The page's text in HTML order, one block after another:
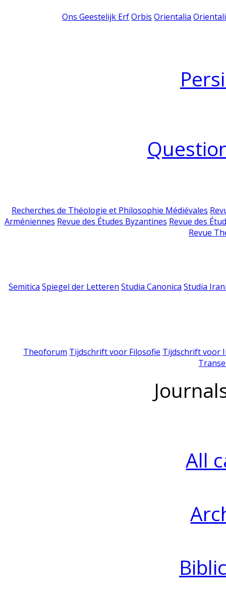
Ons Geestelijk Erf Orbis Orientalia
Recherches de Théologie et Philosophie Médiévales
Arméniennes Revue des Études Byzantines Revue des
Revue
Semitica Spiegel der Letteren Studia Canonica Studia
Theoforum Tijdschrift voor Filosofie Tijdschrift voor
All